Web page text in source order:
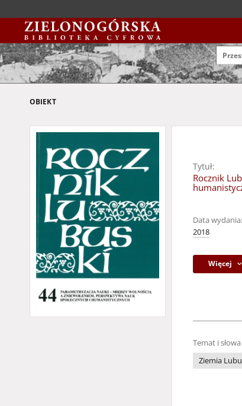
OBIEKT
Tytuł:
Rocznik
Data wydania:
2018
Więcej
Temat i
Ziemia